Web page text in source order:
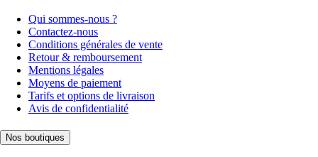
Qui sommes-nous ?
Contactez-nous
Conditions générales de vente
Retour & remboursement
Mentions légales
Moyens de paiement
Tarifs et options de livraison
Avis de confidentialité
Nos boutiques